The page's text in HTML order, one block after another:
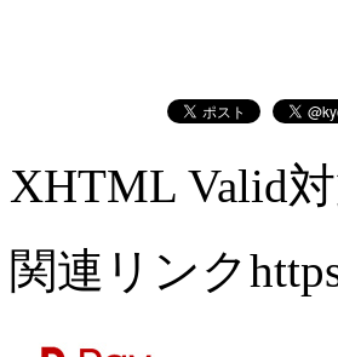
XHTML Valid
関連リンク